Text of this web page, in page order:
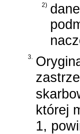
2)
3.
której
1,